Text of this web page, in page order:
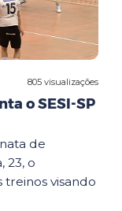
805 visualizações
o SESI-SP
de
23, o
visando